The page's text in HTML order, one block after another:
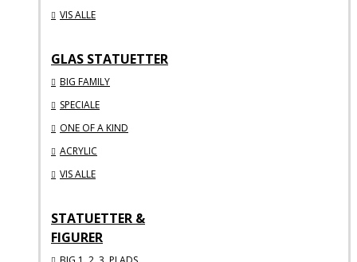
VIS ALLE
GLAS STATUETTER
BIG FAMILY
SPECIALE
ONE OF A KIND
ACRYLIC
VIS ALLE
STATUETTER &
FIGURER